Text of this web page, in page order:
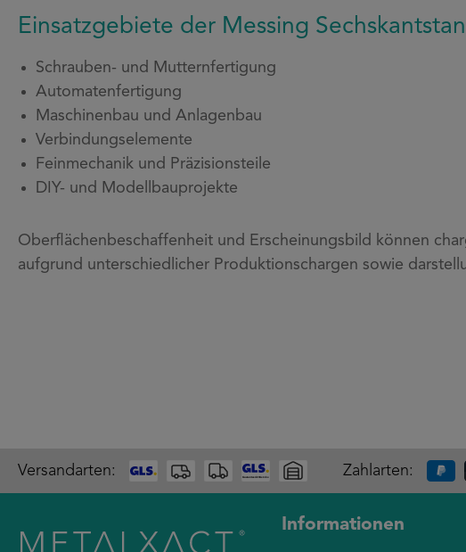
Einsatzgebiete der Messing
Schrauben- und Mutternfertigung
Automatenfertigung
Maschinenbau und Anlagenbau
Verbindungselemente
Feinmechanik und Präzisionsteile
DIY- und Modellbauprojekte
Oberflächenbeschaffenheit und Erscheinungsbild können
aufgrund unterschiedlicher Produktionschargen sowie
Versandarten: Zahlarten:
Informationen